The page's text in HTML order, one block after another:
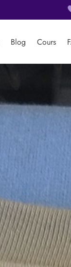
Blog Cours